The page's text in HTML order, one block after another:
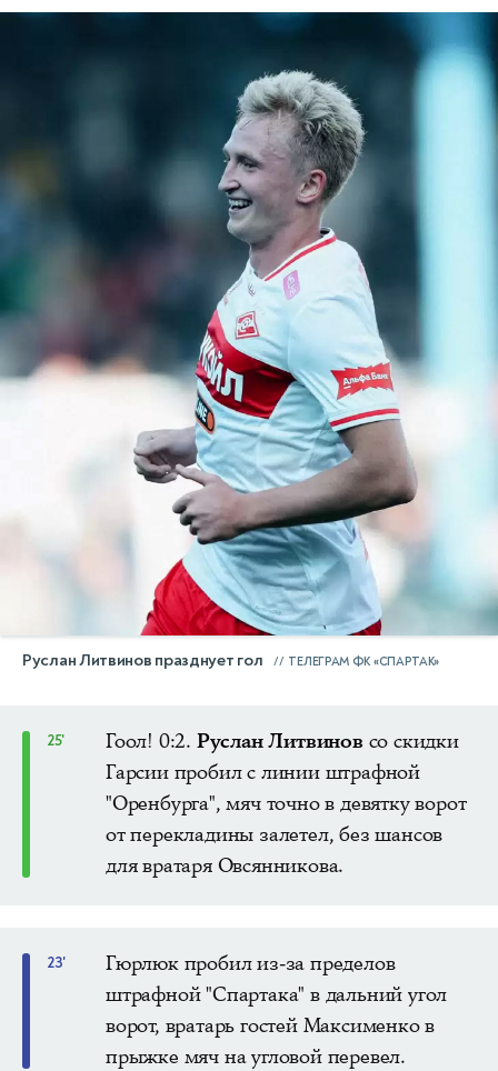
Руслан Литвинов празднует гол ТЕЛЕГРАМ ФК «СПАРТАК»
25' Гоол! 0:2. Руслан Литвинов со скидки
Гарсии пробил с линии штрафной
"Оренбурга", мяч точно в девятку ворот
от перекладины залетел, без шансов
для вратаря Овсянникова.
23'
Гюрлюк пробил из-за пределов
штрафной "Спартака" в дальний угол
ворот, вратарь гостей Максименко в
прыжке мяч на угловой перевел.